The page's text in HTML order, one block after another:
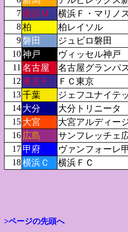
7横浜Ｍ 横浜Ｆ・マリノ
8柏 柏レイソル
9 磐田 ジュビロ磐田
10神戸 ヴィッセル神戸
11 名古屋 名古屋グランパ
12 東京Ｆ ＦＣ東京
13千葉 ジェフユナイテ
14 大分 大分トリニータ
15 大宮 大宮アルディー
16 広島 サンフレッチェ
17 甲府 ヴァンフォーレ
18横浜Ｃ 横浜ＦＣ
>ページの先頭へ